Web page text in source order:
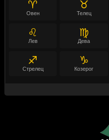
♈
Овен
♉
Телец
♌
Лев
♍
Дева
♐
Стрелец
♑
Козерог